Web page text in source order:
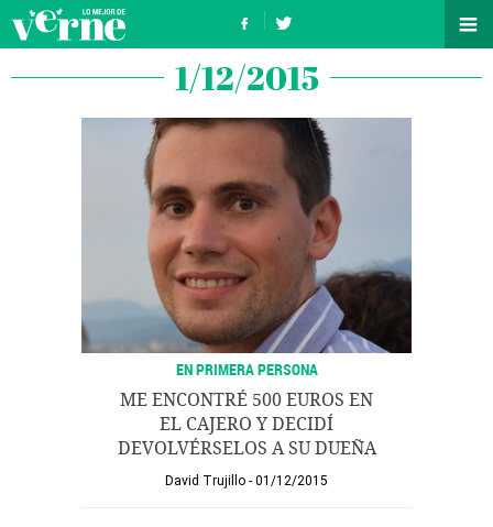
1/12/2015
EN PRIMERA PERSONA
ME ENCONTRÉ 500 EUROS EN
EL CAJERO Y DECIDÍ
DEVOLVÉRSELOS A SU DUEÑA
David Trujillo 01/12/2015